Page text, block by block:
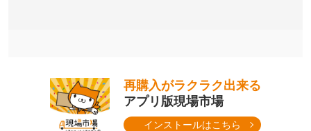
再購入がラクラク出来る
アプリ版現場市場
インストールはこちら